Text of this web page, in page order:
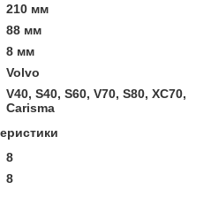
210 мм
88 мм
8 мм
Volvo
V40, S40, S60, V70, S80, XC70,
Carisma
8
8